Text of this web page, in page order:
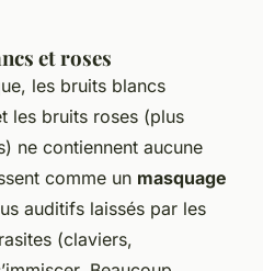
et roses
les bruits blancs
les bruits roses (plus
ne contiennent aucune
comme un masquage
auditifs laissés par les
(claviers,